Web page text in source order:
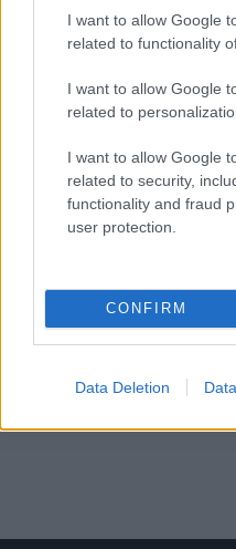
I want to allow Google
related to functionality
I want to allow Google
related to
I want to allow Google
related to security,
functionality and fraud
user protection.
CONFIRM
Data Deletion
Korszak
A II. világháború